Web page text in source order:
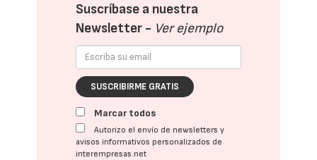
Suscríbase a nuestra
Newsletter - Ver ejemplo
SUSCRIBIRME GRATIS
Marcar todos
Autorizo el envío de newsletters y
avisos informativos personalizados de
interempresas.net